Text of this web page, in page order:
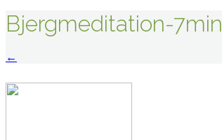
Bjergmeditation-7min
Indlægsnavigation
←